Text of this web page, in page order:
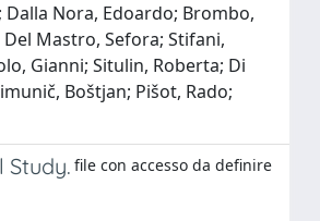
Dalla Nora, Edoardo; Brombo,
Mastro, Sefora; Stifani,
Gianni; Situlin, Roberta; Di
Boštjan; Pišot, Rado;
Study. file con accesso da definire